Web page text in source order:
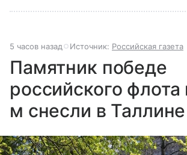
5 часов назад Источник: Российская газета
Памятник победе
российского флота
м снесли в Таллине